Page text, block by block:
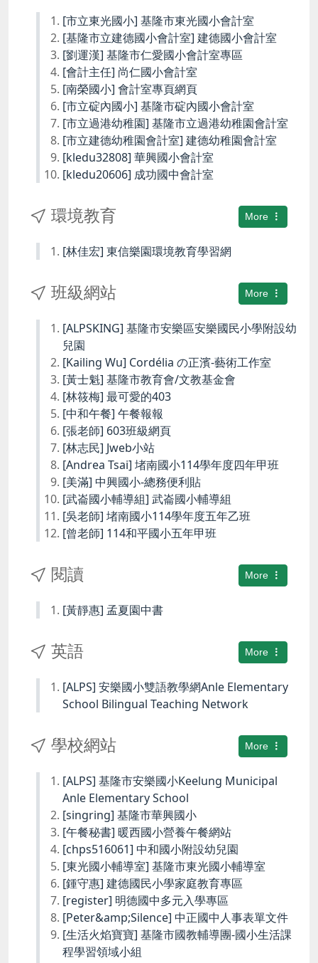
[市立東光國小] 基隆市東光國小會計室
[基隆市立建德國小會計室] 建德國小會計室
[劉運漢] 基隆市仁愛國小會計室專區
[會計主任] 尚仁國小會計室
[南榮國小] 會計室專頁網頁
[市立碇內國小] 基隆市碇內國小會計室
[市立過港幼稚園] 基隆市立過港幼稚園會計室
[市立建德幼稚園會計室] 建德幼稚園會計室
[kledu32808] 華興國小會計室
[kledu20606] 成功國中會計室
More
環境教育
[林佳宏] 東信樂園環境教育學習網
More
班級網站
[ALPSKING] 基隆市安樂區安樂國民小學附設幼
兒園
[Kailing Wu] Cordélia の正濱-藝術工作室
[黃士魁] 基隆市教育會/文教基金會
[林筱梅] 最可愛的403
[中和午餐] 午餐報報
[張老師] 603班級網頁
[林志民] Jweb小站
[Andrea Tsai] 堵南國小114學年度四年甲班
[美滿] 中興國小-總務便利貼
[武崙國小輔導組] 武崙國小輔導組
[吳老師] 堵南國小114學年度五年乙班
[曾老師] 114和平國小五年甲班
More
閱讀
[黃靜惠] 孟夏園中書
More
英語
[ALPS] 安樂國小雙語教學網Anle Elementary
School Bilingual Teaching Network
More
學校網站
[ALPS] 基隆市安樂國小Keelung Municipal
Anle Elementary School
[singring] 基隆市華興國小
[午餐秘書] 暖西國小營養午餐網站
[chps516061] 中和國小附設幼兒園
[東光國小輔導室] 基隆市東光國小輔導室
[鍾守惠] 建德國民小學家庭教育專區
[register] 明德國中多元入學專區
[Peter&amp;Silence] 中正國中人事表單文件
[生活火焰寶寶] 基隆市國教輔導團-國小生活課
程學習領域小組